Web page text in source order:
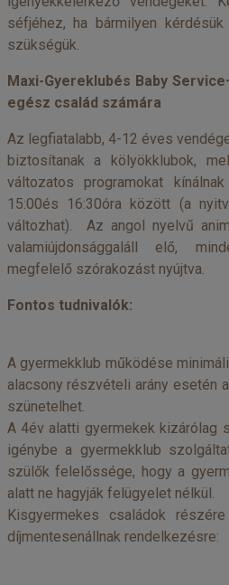
séfjéhez, ha bármilyen
szükségük.
Maxi-Gyereklubés Baby
egész család számára
Az legfiatalabb, 4-12 éves
biztosítanak a kölyökklubok,
változatos programokat
15:00és 16:30óra között (a
változhat). Az angol nyelvű
valamiújdonsággaláll elő,
megfelelő szórakozást nyújtva.
Fontos tudnivalók:
A gyermekklub működése
alacsony részvételi arány esetén
szünetelhet.
A 4év alatti gyermekek kizárólag
igénybe a gyermekklub
szülők felelőssége, hogy a
alatt ne hagyják felügyelet nélkül.
Kisgyermekes családok
díjmentesenállnak rendelkezésre: